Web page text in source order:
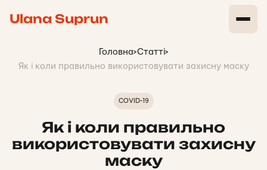
Ulana Suprun
Головна>Статті>
Як і коли правильно використовувати захисну маску
COVID-19
Як і коли правильно
використовувати захисну
маску